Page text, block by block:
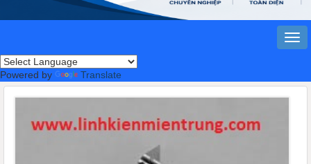
Powered by Translate